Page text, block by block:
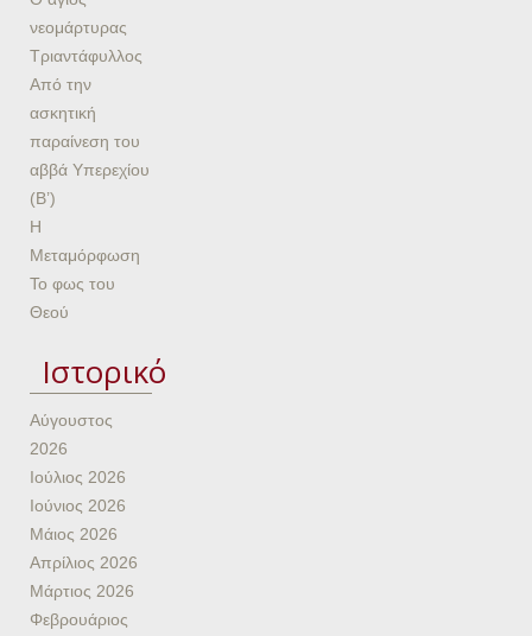
νεομάρτυρας
Τριαντάφυλλος
Από την
ασκητική
παραίνεση του
αββά Υπερεχίου
(Β’)
Η
Μεταμόρφωση
Το φως του
Θεού
Ιστορικό
Αύγουστος
2026
Ιούλιος 2026
Ιούνιος 2026
Μάιος 2026
Απρίλιος 2026
Μάρτιος 2026
Φεβρουάριος